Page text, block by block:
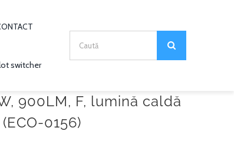
switcher
Search
for:
900LM, F, lumină caldă
0156)